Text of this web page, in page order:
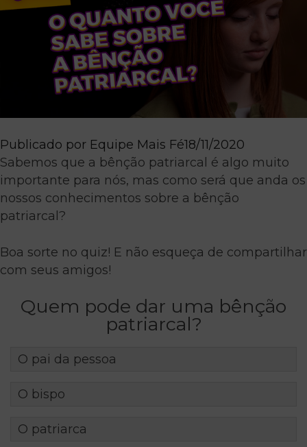
Publicado por Equipe Mais Fé18/11/2020
Sabemos que a bênção patriarcal é algo muito
importante para nós, mas como será que anda os
nossos conhecimentos sobre a bênção
patriarcal?
Boa sorte no quiz! E não esqueça de compartilhar
com seus amigos!
Quem pode dar uma bênção
patriarcal?
O pai da pessoa
O bispo
O patriarca